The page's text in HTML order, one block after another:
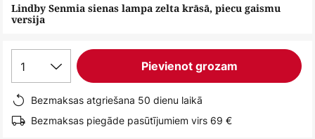
Lindby Senmia sienas lampa zelta krāsā, piecu gaismu
versija
1 Pievienot grozam
Bezmaksas atgriešana 50 dienu laikā
Bezmaksas piegāde pasūtījumiem virs 69 €